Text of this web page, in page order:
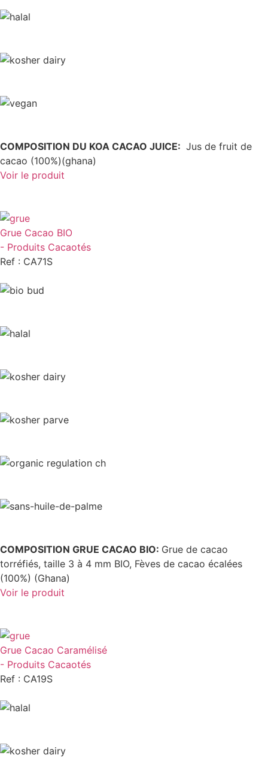
COMPOSITION DU KOA CACAO JUICE: Jus de fruit de
cacao (100%)(ghana)
Voir le produit
Grue Cacao BIO
- Produits Cacaotés
Ref : CA71S
COMPOSITION GRUE CACAO BIO: Grue de cacao
torréfiés, taille 3 à 4 mm BIO, Fèves de cacao écalées
(100%) (Ghana)
Voir le produit
Grue Cacao Caramélisé
- Produits Cacaotés
Ref : CA19S